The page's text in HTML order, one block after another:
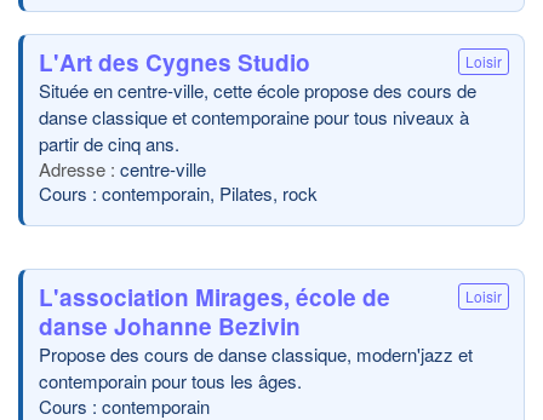
L'Art des Cygnes Studio Loisir
Située en centre-ville, cette école propose des cours de
danse classique et contemporaine pour tous niveaux à
partir de cinq ans.
centre-ville
Cours : contemporain, Pilates, rock
L'association Mirages, école de
danse Johanne Bezivin
Loisir
Propose des cours de danse classique, modern'jazz et
contemporain pour tous les âges.
Cours : contemporain